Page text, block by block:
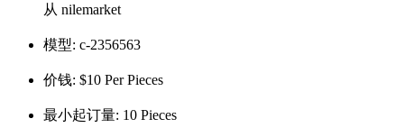
从 nilemarket
模型: c-2356563
价钱: $10 Per Pieces
最小起订量: 10 Pieces